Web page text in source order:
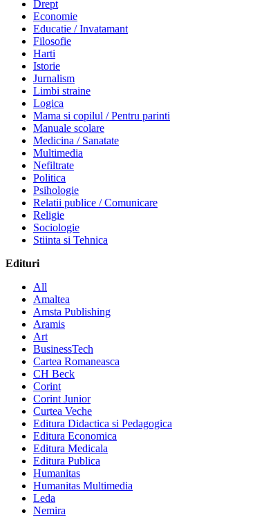
Drept
Economie
Educatie / Invatamant
Filosofie
Harti
Istorie
Jurnalism
Limbi straine
Logica
Mama si copilul / Pentru parinti
Manuale scolare
Medicina / Sanatate
Multimedia
Nefiltrate
Politica
Psihologie
Relatii publice / Comunicare
Religie
Sociologie
Stiinta si Tehnica
Edituri
All
Amaltea
Amsta Publishing
Aramis
Art
BusinessTech
Cartea Romaneasca
CH Beck
Corint
Corint Junior
Curtea Veche
Editura Didactica si Pedagogica
Editura Economica
Editura Medicala
Editura Publica
Humanitas
Humanitas Multimedia
Leda
Nemira